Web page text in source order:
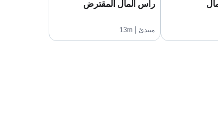
رأس المال المقترض
مبتدئ | 13m